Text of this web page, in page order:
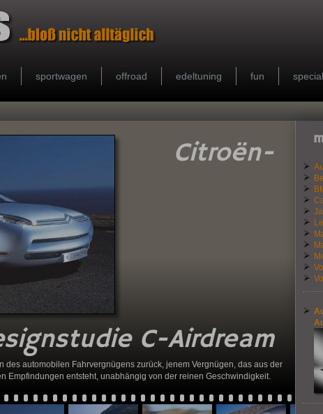
sportwagen offroad edeltuning fun
Citroën-
C-Airdream
des automobilen Fahrvergnügens zurück, jenem Vergnügen, das aus der
Empfindungen entsteht, unabhängig von der reinen Geschwindigkeit.